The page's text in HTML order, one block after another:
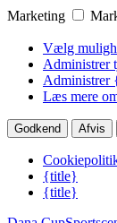
Marketing
Vælg
Administrer
Administrer
Læs mere
Godkend Afvis
{title}
{title}